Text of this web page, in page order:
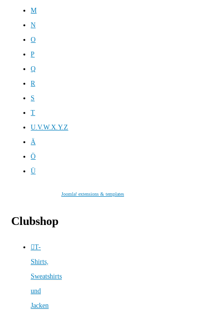
M
N
O
P
Q
R
S
T
U.V.W.X.Y.Z
Ä
Ö
Ü
Joomla! extensions & templates
Clubshop
T-
Shirts,
Sweatshirts
und
Jacken